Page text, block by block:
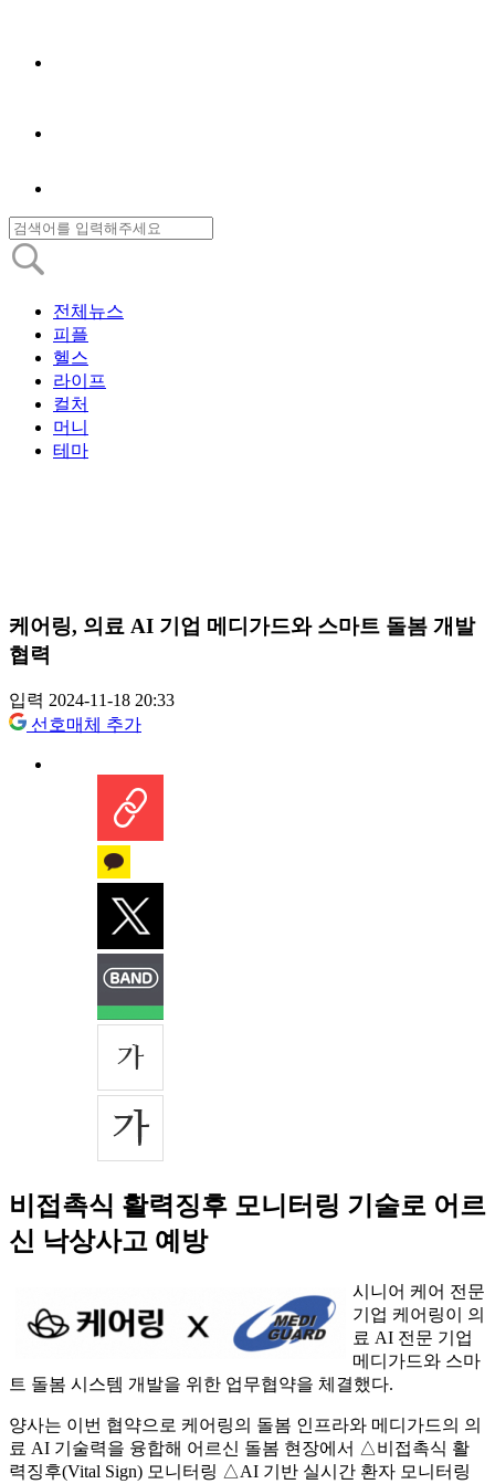
전체뉴스
피플
헬스
라이프
컬처
머니
테마
케어링, 의료 AI 기업 메디가드와 스마트 돌봄 개발
협력
입력 2024-11-18 20:33
선호매체 추가
비접촉식 활력징후 모니터링 기술로 어르
신 낙상사고 예방
시니어 케어 전문
기업 케어링이 의
료 AI 전문 기업
메디가드와 스마
트 돌봄 시스템 개발을 위한 업무협약을 체결했다.
양사는 이번 협약으로 케어링의 돌봄 인프라와 메디가드의 의
료 AI 기술력을 융합해 어르신 돌봄 현장에서 △비접촉식 활
력징후(Vital Sign) 모니터링 △AI 기반 실시간 환자 모니터링